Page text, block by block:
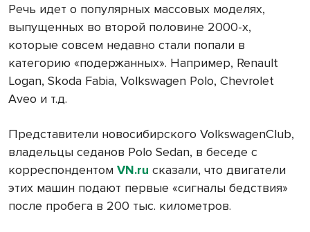
Речь идет о популярных массовых моделях,
выпущенных во второй половине 2000-х,
которые совсем недавно стали попали в
категорию «подержанных». Например, Renault
Logan, Skoda Fabia, Volkswagen Polo, Chevrolet
Aveo и т.д.
Представители новосибирского VolkswagenClub,
владельцы седанов Polo Sedan, в беседе с
корреспондентом VN.ru сказали, что двигатели
этих машин подают первые «сигналы бедствия»
после пробега в 200 тыс. километров.